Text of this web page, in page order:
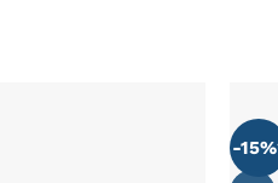
-15%